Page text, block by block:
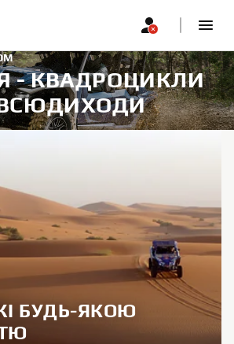
- КВАДРОЦИКЛИ
БУДЬ-ЯКОЮ